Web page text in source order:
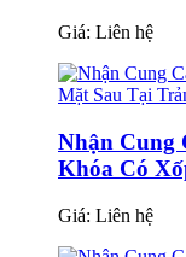
Giá: Liên hệ
Nhận Cung
Khóa Có
Giá: Liên hệ